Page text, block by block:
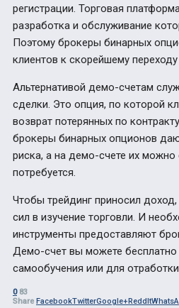
регистрации. Торговая
разработка и обслуживание
Поэтому брокеры бинарных
клиентов к скорейшему
Альтернативой демо-счетам
сделки. Это опция, по которой
возврат потерянных по
брокеры бинарных опционов
риска, а на демо-счете их
потребуется.
Чтобы трейдинг приносил
сил в изучение торговли. И
инструменты предоставляют
Демо-счет вы можете бесплатно
самообучения или для отработки
0 83
Share FacebookTwitterGoogle+ ReddIt